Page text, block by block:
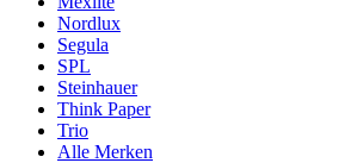
Nordlux
Segula
SPL
Steinhauer
Think Paper
Trio
Alle Merken